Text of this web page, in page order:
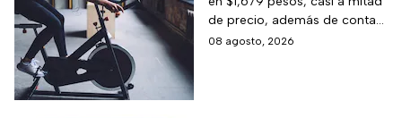
velocidad, calorías y
pulso, ideal para hacer
cardio en casa
de precio, además de contar
el beneficio de meses sin
08 agosto, 2026